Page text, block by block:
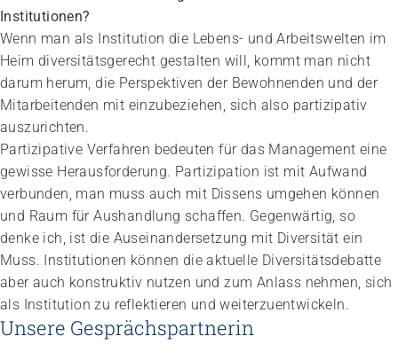
Institutionen?
Wenn man als Institution die Lebens- und Arbeitswelten im
Heim diversitätsgerecht gestalten will, kommt man nicht
darum herum, die Perspektiven der Bewohnenden und der
Mitarbeitenden mit einzubeziehen, sich also partizipativ
auszurichten.
Partizipative Verfahren bedeuten für das Management eine
gewisse Herausforderung. Partizipation ist mit Aufwand
verbunden, man muss auch mit Dissens umgehen können
und Raum für Aushandlung schaffen. Gegenwärtig, so
denke ich, ist die Auseinandersetzung mit Diversität ein
Muss. Institutionen können die aktuelle Diversitätsdebatte
aber auch konstruktiv nutzen und zum Anlass nehmen, sich
als Institution zu reflektieren und weiterzuentwickeln.
Unsere Gesprächspartnerin